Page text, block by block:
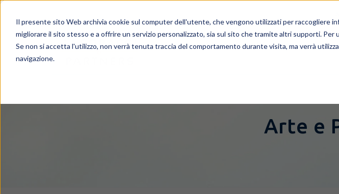
Il presente sito Web archivia cookie sul computer dell'utente, che vengono utilizzati per raccogliere
migliorare il sito stesso e a offrire un servizio personalizzato, sia sul sito che tramite altri supporti. Per
Se non si accetta l'utilizzo, non verrà tenuta traccia del comportamento durante visita, ma verrà
navigazione.
Arte e